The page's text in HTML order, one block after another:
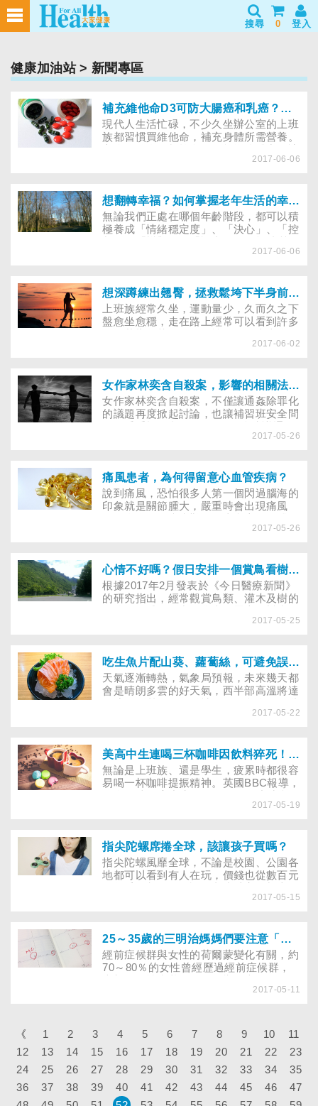
搜尋 0 登入
健康加油站> 新聞專區
補充維他命D3可防大腸癌和乳癌？小心過量補充，恐致動脈硬化！
現代人生活忙碌，不少久坐辦公室的上班
族都習慣買維他命，補充身體所需營養。
人活力滿滿的B群，到有美白功效的維他
注意過維他命D也可能攝取過量，而導致
動脈硬化的問題嗎？
2017-06-06
想翻轉幸福？如何掌握老年生活的幸福關鍵？每個年齡階段，都要懂的5項人格特質！
無論我們正處在哪個年齡階段，都可以積
極養成「情緒穩定度」、「決心」、「控
即使將邁入高齡或已進入高齡階段，也不
2017-06-06
想深蹲練出翹臀，拯救鬆垮下半身前，你暖身了嗎？
上班族經常久坐，運動量少，久而久之下
盤愈坐愈穩，走在路上經常可以看到許多
纖細，但下半身卻很有肉，標準的西洋梨
進行深蹲訓練，尤其很多愛好運動的族
群，運動時會穿著貼身的機能性運動服，
穿著時身材畢露，更加深想要藉由深蹲雕
塑完美臀線的動機。但可別小看這個動
作，倘若深蹲前沒做好暖身，就易引起運
2017-06-02
女作家林奕含自殺案，影響的相關法律：通姦除罪化及補教師需實名制
女作家林奕含自殺案，不僅讓通姦除罪化
的議題再度掀起討論，也讓補習班安全問
廢除刑法通姦罪後，今日（5月23日）立
執行業務或對外招生時，除立案名稱外，
都應揭露真實姓名，違者可處罰鍰、甚至
停招、廢止立案。
2017-05-26
痛風患者，為何得留意心血管疾病？
說到痛風，恐怕很多人第一個閃過腦海的
印象就是關節腫大，嚴重時會出現痛風
代謝普林的過程中，會產生不穩定的自由
2017-05-26
心情不好嗎？假日安排一個賞鳥看樹的大自然嬉遊記吧！
根據2017年2月發表於《今日醫療新聞》
的研究指出，經常觀賞鳥類、灌木及樹的
2017-05-25
吃生魚片配山葵、蘿蔔絲，可避免誤食寄生蟲？
天氣逐漸轉熱，氣象局預報，未來幾天都
會是晴朗多雲的好天氣，西半部高溫將達
時不少民眾會考慮吃一盤冰涼的生魚片，
民眾可要當心蟲蟲危機！台北醫學大學醫
學系分子寄生蟲暨熱帶疾病學科主任范家
堃就曾協助診斷過一名女性患者，在吃完
生魚片後，腸胃不適，就診多次，卻始終
查不出原因，直到排泄出寄生蟲，才知道
2017-05-22
美高中生連喝三杯咖啡因飲料猝死！怎麼計算每天是否喝了過量咖啡因？
無論是上班族、還是學生，疲累時都很容
易喝一杯咖啡提振精神。英國BBC報導，
了一杯咖啡、一大杯可樂及一罐含有咖啡
危害？
2017-05-19
指尖陀螺席捲全球，該讓孩子買嗎？
指尖陀螺風靡全球，不論是校園、公園各
地都可以看到有人在玩，價錢也從數百元
法簡單，容易上手，只要兩根手指頭輕輕
玩具。據稱該玩具能讓注意力不集中的孩
童，在把玩後保持冷靜，有助於提升課業
表現，不過英、美兩國卻傳出，不少學校
已嚴格禁止指尖陀螺出現在課堂上。
2017-05-15
25～35歲的三明治媽媽們要注意「經前不悅症」！該如何懂得與「好朋友」相處，善待自己？
經前症候群與女性的荷爾蒙變化有關，約
70～80％的女性曾經歷過經前症候群，
～8％會引起嚴重的經前症候群，即為
2017-05-11
《 1 2 3 4 5 6 7 8 9 10
11
12
13 14 15 16 17 18 19 20 21 22
23
24
25 26 27 28 29 30 31 32 33 34
35
36
37 38 39 40 41 42 43 44 45 46
47